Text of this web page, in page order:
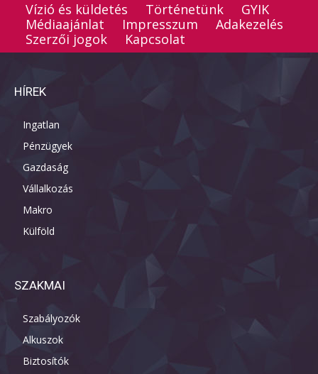
Vízió és küldetés Történetünk
GYIK
Médiaajánlat
Impresszum
Adakezelés
Szerzői jogok
Kapcsolat
HÍREK
Ingatlan
Pénzügyek
Gazdaság
Vállalkozás
Makro
Külföld
SZAKMAI
Szabályozók
Alkuszok
Biztosítók